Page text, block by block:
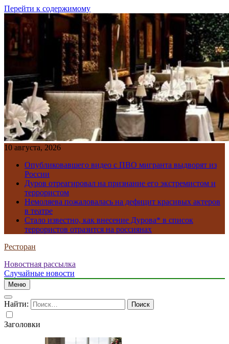
Перейти к содержимому
10 августа, 2026
Опубликовавшего видео с ПВО мигранта выдворят из
России
Дуров отреагировал на признание его экстремистом и
террористом
Немоляева пожаловалась на дефицит красивых актеров
в театре
Стало известно, как внесение Дурова* в список
террористов отразится на россиянах
Ресторан
Новостная рассылка
Случайные новости
Меню
Найти:
Заголовки